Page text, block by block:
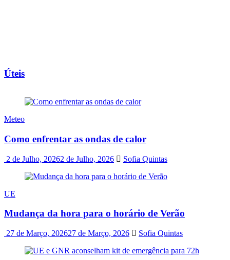
Úteis
Meteo
Como enfrentar as ondas de calor
2 de Julho, 20262 de Julho, 2026 Sofia Quintas
UE
Mudança da hora para o horário de Verão
27 de Março, 202627 de Março, 2026 Sofia Quintas